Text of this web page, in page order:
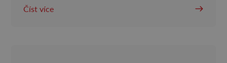
Číst více